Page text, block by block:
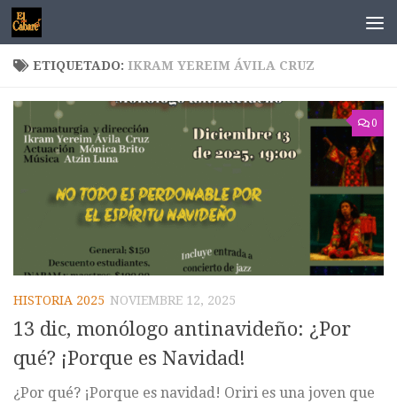
Saltar al contenido
ETIQUETADO: IKRAM YEREIM ÁVILA CRUZ
0
HISTORIA 2025 NOVIEMBRE 12, 2025
13 dic, monólogo antinavideño: ¿Por
qué? ¡Porque es Navidad!
¿Por qué? ¡Porque es navidad! Oriri es una joven que